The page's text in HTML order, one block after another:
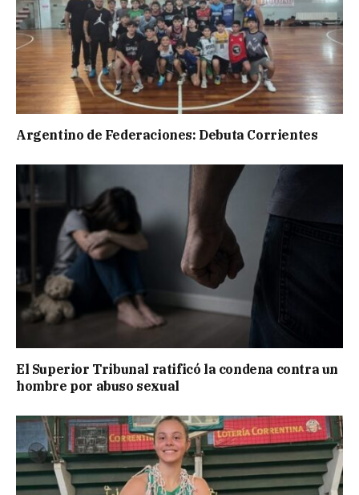
Argentino de Federaciones: Debuta Corrientes
El Superior Tribunal ratificó la condena contra un
hombre por abuso sexual